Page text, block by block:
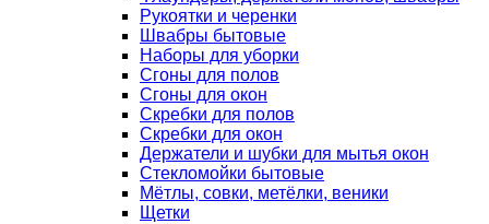
Рукоятки и черенки
Швабры бытовые
Наборы для уборки
Сгоны для полов
Сгоны для окон
Скребки для полов
Скребки для окон
Держатели и шубки для мытья окон
Стекломойки бытовые
Мётлы, совки, метёлки, веники
Щетки